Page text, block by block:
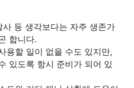
등 생각보다는 자주 생존가
합니다.
용할 일이 없을 수도 있지만,
있도록 항시 준비가 되어 있